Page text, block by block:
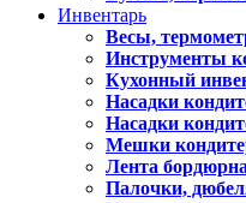
Инвентарь
Весы,
Инструменты
Кухонный
Насадки
Насадки
Мешки
Лента
Палочки,